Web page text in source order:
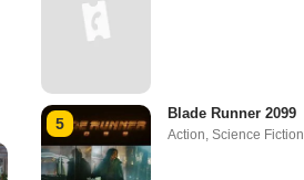
5
Blade Runner 2099
Action Science Fiction